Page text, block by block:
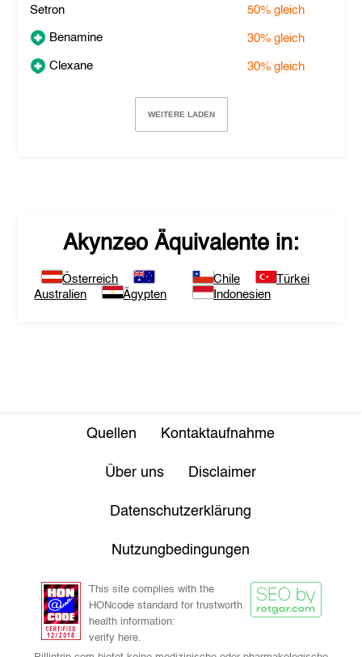
Setron 50%gleich
Benamine 30%gleich
Clexane 30%gleich
WEITERE LADEN
Akynzeo Äquivalente in:
Österreich
Australien
Ägypten
Chile
Türkei
Indonesien
Quellen Kontaktaufnahme
Über uns Disclaimer
Datenschutzerklärung
Nutzungbedingungen
This site complies with the
HONcode standard for trustworth
health information:
verify here.